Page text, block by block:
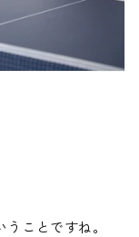
ことですね。